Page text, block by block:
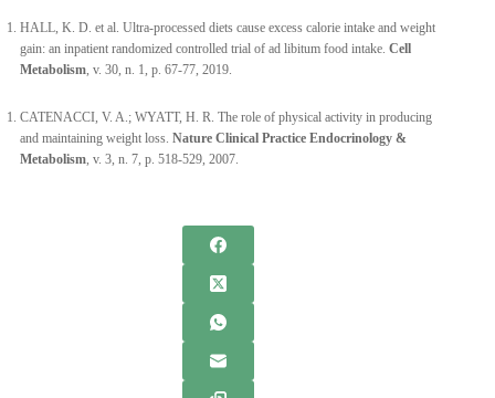
HALL, K. D. et al. Ultra-processed diets cause excess calorie intake and weight
gain: an inpatient randomized controlled trial of ad libitum food intake. Cell
Metabolism, v. 30, n. 1, p. 67-77, 2019.
CATENACCI, V. A.; WYATT, H. R. The role of physical activity in producing
and maintaining weight loss. Nature Clinical Practice Endocrinology &
Metabolism, v. 3, n. 7, p. 518-529, 2007.